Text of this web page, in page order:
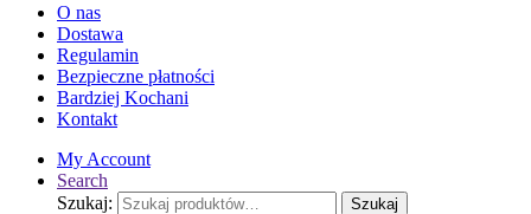
O nas
Dostawa
Regulamin
Bezpieczne płatności
Bardziej Kochani
Kontakt
My Account
Search
Szukaj:
Szukaj